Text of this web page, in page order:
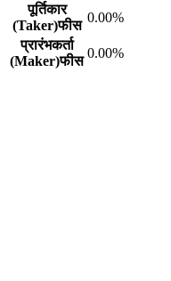
पूर्तिकार
(Taker)फीस
0.00%
प्रारंभकर्ता
(Maker)फीस
0.00%